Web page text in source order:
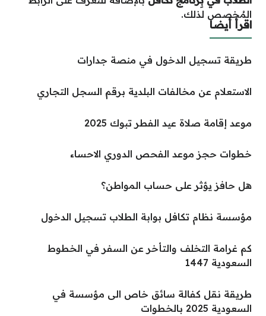
المُخصص لذلك.
اقرأ أيضا
طريقة تسجيل الدخول في منصة جدارات
الاستعلام عن مخالفات البلدية برقم السجل التجاري
موعد إقامة صلاة عيد الفطر تبوك 2025
خطوات حجز موعد الفحص الدوري الاحساء
هل حافز يؤثر على حساب المواطن؟
مؤسسة نظام تكافل بوابة الطلاب تسجيل الدخول
كم غرامة التخلف والتأخر عن السفر في الخطوط
السعودية 1447
طريقة نقل كفالة سائق خاص الى مؤسسة في
السعودية 2025 بالخطوات